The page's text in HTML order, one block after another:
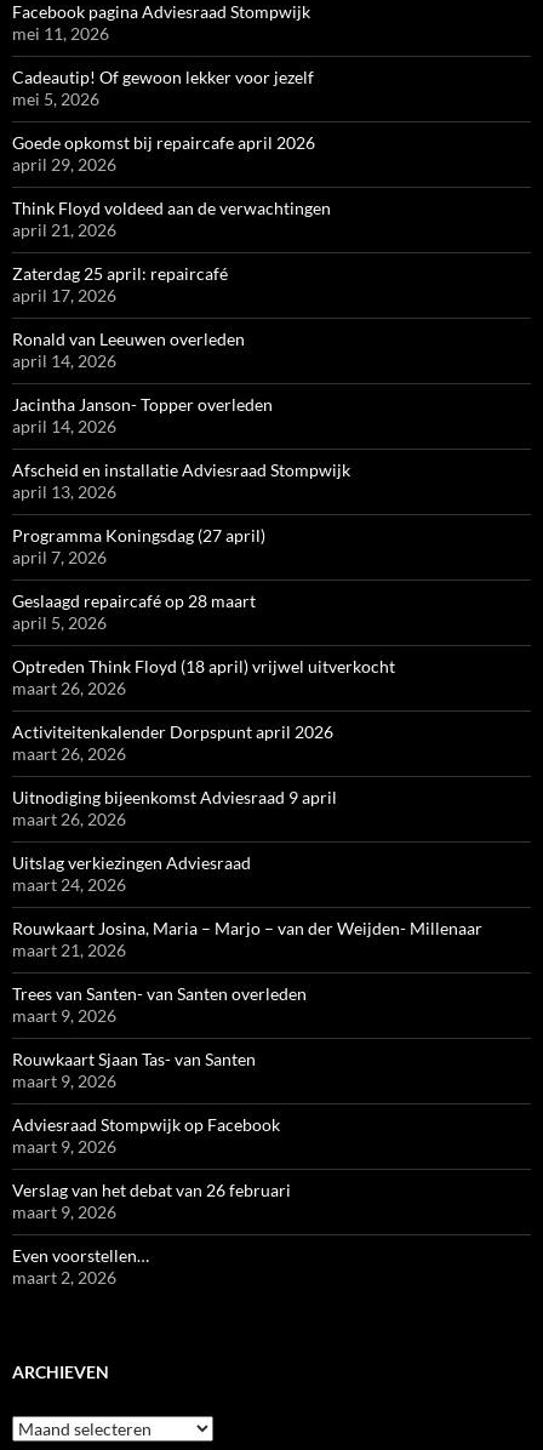
Facebook pagina Adviesraad Stompwijk
mei 11, 2026
Cadeautip! Of gewoon lekker voor jezelf
mei 5, 2026
Goede opkomst bij repaircafe april 2026
april 29, 2026
Think Floyd voldeed aan de verwachtingen
april 21, 2026
Zaterdag 25 april: repaircafé
april 17, 2026
Ronald van Leeuwen overleden
april 14, 2026
Jacintha Janson- Topper overleden
april 14, 2026
Afscheid en installatie Adviesraad Stompwijk
april 13, 2026
Programma Koningsdag (27 april)
april 7, 2026
Geslaagd repaircafé op 28 maart
april 5, 2026
Optreden Think Floyd (18 april) vrijwel uitverkocht
maart 26, 2026
Activiteitenkalender Dorpspunt april 2026
maart 26, 2026
Uitnodiging bijeenkomst Adviesraad 9 april
maart 26, 2026
Uitslag verkiezingen Adviesraad
maart 24, 2026
Rouwkaart Josina, Maria – Marjo – van der Weijden- Millenaar
maart 21, 2026
Trees van Santen- van Santen overleden
maart 9, 2026
Rouwkaart Sjaan Tas- van Santen
maart 9, 2026
Adviesraad Stompwijk op Facebook
maart 9, 2026
Verslag van het debat van 26 februari
maart 9, 2026
Even voorstellen…
maart 2, 2026
ARCHIEVEN
Archieven